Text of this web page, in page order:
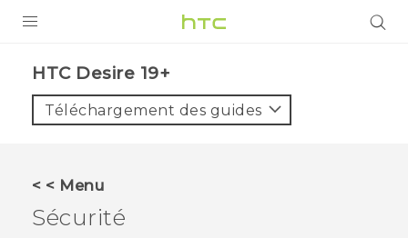
VIVE
‎HTC Desire 19+‎‎
Téléchargement des guides
< < Menu
Sécurité